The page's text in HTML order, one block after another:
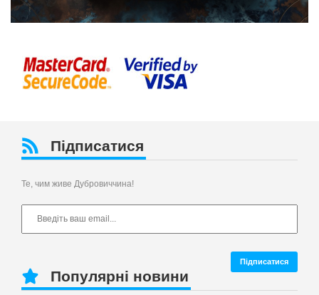
Підписатися
Те, чим живе Дубровиччина!
Популярні новини